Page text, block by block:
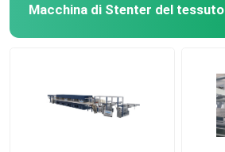
Macchina di Stenter del tessuto